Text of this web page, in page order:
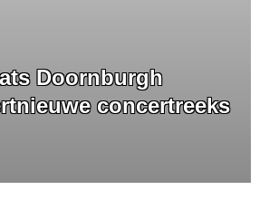
Doornburgh
concertreeks